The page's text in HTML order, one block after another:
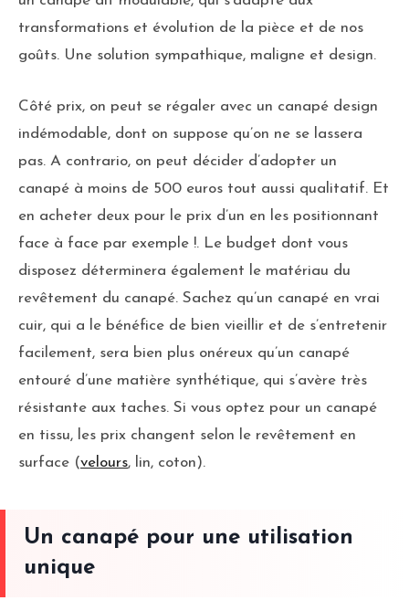
transformations et évolution de la pièce et de nos
goûts. Une solution sympathique, maligne et design.
Côté prix, on peut se régaler avec un canapé design
indémodable, dont on suppose qu’on ne se lassera
pas. A contrario, on peut décider d’adopter un
canapé à moins de 500 euros tout aussi qualitatif. Et
en acheter deux pour le prix d’un en les positionnant
face à face par exemple !. Le budget dont vous
disposez déterminera également le matériau du
revêtement du canapé. Sachez qu’un canapé en vrai
cuir, qui a le bénéfice de bien vieillir et de s’entretenir
facilement, sera bien plus onéreux qu’un canapé
entouré d’une matière synthétique, qui s’avère très
résistante aux taches. Si vous optez pour un canapé
en tissu, les prix changent selon le revêtement en
surface (velours, lin, coton).
Un canapé pour une utilisation
unique